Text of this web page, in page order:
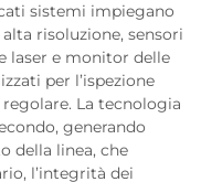
sistemi impiegano
risoluzione, sensori
laser e monitor delle
per l’ispezione
La tecnologia
generando
della linea, che
l’integrità dei